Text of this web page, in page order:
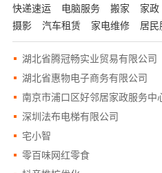
快递速运 电脑服务 搬家 家政
摄影
汽车租赁 家电维修 居民
湖北省腾冠畅实业贸易有限公司
湖北省惠物电子商务有限公司
南京市浦口区好邻居家政服务中
深圳法布电梯有限公司
宅小智
零百味网红零食